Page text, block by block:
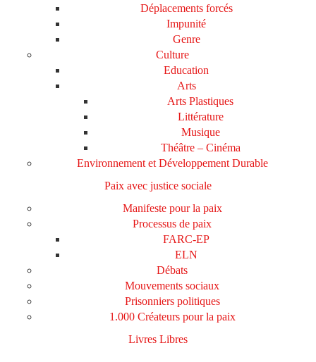
Déplacements forcés
Impunité
Genre
Culture
Education
Arts
Arts Plastiques
Littérature
Musique
Théâtre – Cinéma
Environnement et Développement Durable
Paix avec justice sociale
Manifeste pour la paix
Processus de paix
FARC-EP
ELN
Débats
Mouvements sociaux
Prisonniers politiques
1.000 Créateurs pour la paix
Livres Libres